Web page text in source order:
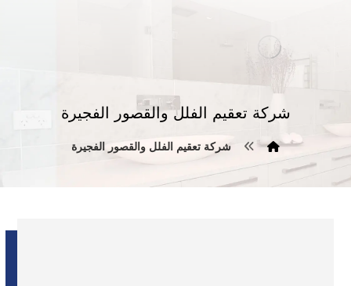
شركة تعقيم الفلل والقصور الفجيرة
شركة تعقيم الفلل والقصور الفجيرة